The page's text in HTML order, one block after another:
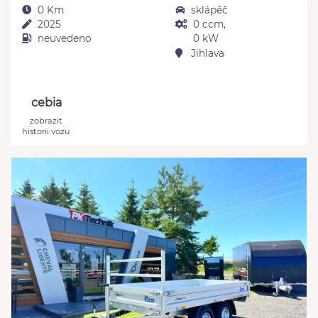
0 Km
2025
neuvedeno
sklápěč
0 ccm,
0 kW
Jihlava
cebia
zobrazit
historii vozu